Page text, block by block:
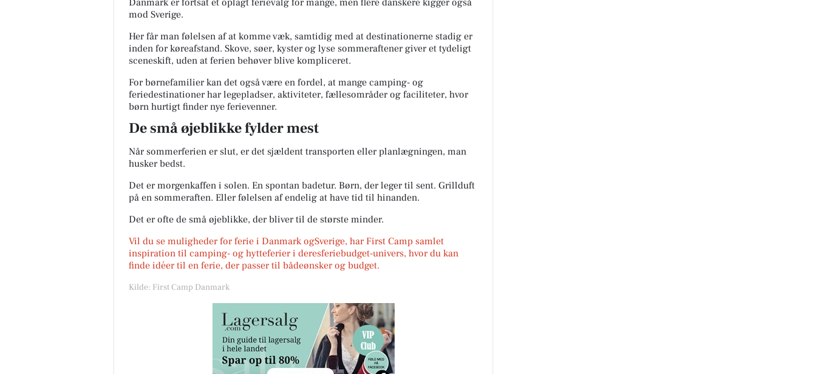
Danmark er fortsat et oplagt ferievalg for mange, men flere danskere kigger også
mod Sverige.
Her får man følelsen af at komme væk, samtidig med at destinationerne stadig er
inden for køreafstand. Skove, søer, kyster og lyse sommeraftener giver et tydeligt
sceneskift, uden at ferien behøver blive kompliceret.
For børnefamilier kan det også være en fordel, at mange camping- og
feriedestinationer har legepladser, aktiviteter, fællesområder og faciliteter, hvor
børn hurtigt finder nye ferievenner.
De små øjeblikke fylder mest
Når sommerferien er slut, er det sjældent transporten eller planlægningen, man
husker bedst.
Det er morgenkaffen i solen. En spontan badetur. Børn, der leger til sent. Grillduft
på en sommeraften. Eller følelsen af endelig at have tid til hinanden.
Det er ofte de små øjeblikke, der bliver til de største minder.
Vil du se muligheder for ferie i Danmark ogSverige, har First Camp samlet
inspiration til camping- og hytteferier i deresferiebudget-univers, hvor du kan
finde idéer til en ferie, der passer til bådeønsker og budget.
Kilde: First Camp Danmark